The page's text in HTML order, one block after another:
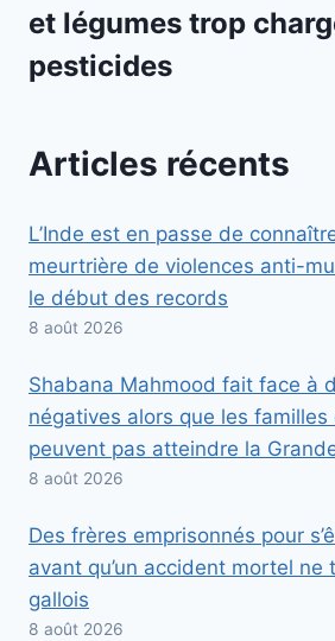
et légumes trop
pesticides
Articles récents
L’Inde est en passe de
meurtrière de violences anti-
le début des records
8 août 2026
Shabana Mahmood fait face à
négatives alors que les familles
peuvent pas atteindre la
8 août 2026
Des frères emprisonnés pour
avant qu’un accident mortel ne
gallois
8 août 2026